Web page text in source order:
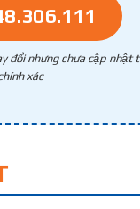
đổi nhưng chưa cập
xác